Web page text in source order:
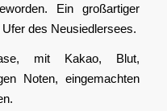
Ein großartiger
des Neusiedlersees.
mit Kakao, Blut,
Noten, eingemachten